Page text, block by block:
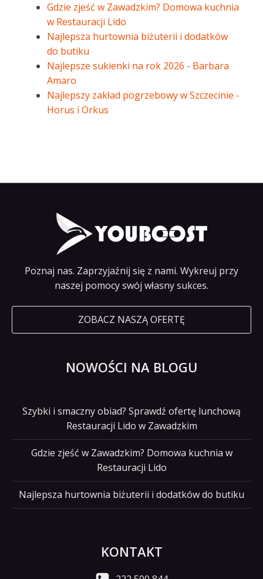
Gdzie zjeść w Zawadzkim? Domowa kuchnia
w Restauracji Lido
Najlepsza hurtownia biżuterii i dodatków
do butiku
Najlepsze sukienki na rok 2026 - Barbara
Amaro
Najlepszy zakład pogrzebowy w Szczecinie -
Horus i Orkus
Poznaj nas. Zaprzyjaźnij się z nami. Wykreuj przy
naszej pomocy swój własny sukces.
ZOBACZ NASZĄ OFERTĘ
NOWOŚCI NA BLOGU
Szybki i smaczny obiad? Sprawdź ofertę lunchową
Restauracji Lido w Zawadzkim
Gdzie zjeść w Zawadzkim? Domowa kuchnia w
Restauracji Lido
Najlepsza hurtownia biżuterii i dodatków do butiku
KONTAKT